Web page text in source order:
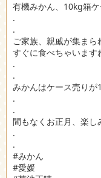
有機みかん、10kg箱
.
.
ご家族、親戚が集ま
すぐに食べちゃいます
.
.
みかんはケース売りが
.
.
間もなくお正月、楽し
.
.
#みかん
#愛媛